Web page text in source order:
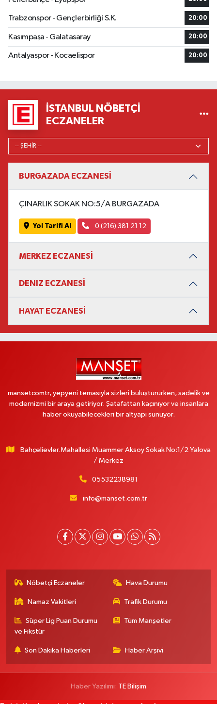
Trabzonspor - Gençlerbirliği S.K. 20:00
Kasımpaşa - Galatasaray 20:00
Antalyaspor - Kocaelispor 20:00
İSTANBUL NÖBETÇI
ECZANELER
BURGAZADA ECZANESİ
ÇINARLIK SOKAK NO:5/A BURGAZADA
Yol Tarifi Al 0 (216) 381 21 12
MERKEZ ECZANESİ
DENIZ ECZANESİ
HAYAT ECZANESİ
mansetcomtr, yepyeni temasıyla sizleri buluştururken, sadelik ve
modernizmi bir araya getiriyor. Şatafattan kaçınıyor ve insanlara
haber okuyabilecekleri bir altyapı sunuyor.
Bahçelievler.Mahallesi Muammer Aksoy Sokak No:1/2 Yalova
/ Merkez
05532238981
info@manset.com.tr
Nöbetçi Eczaneler Hava Durumu
Namaz Vakitleri Trafik Durumu
Süper Lig Puan Durumu
ve Fikstür
Tüm Manşetler
Son Dakika Haberleri Haber Arşivi
Haber Yazılımı: TE Bilişim